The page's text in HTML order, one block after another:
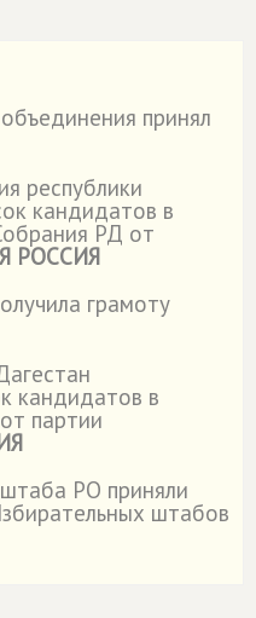
принял
республики
кандидатов в
РД от
РОССИЯ
грамоту
кандидатов в
партии
РО приняли
штабов